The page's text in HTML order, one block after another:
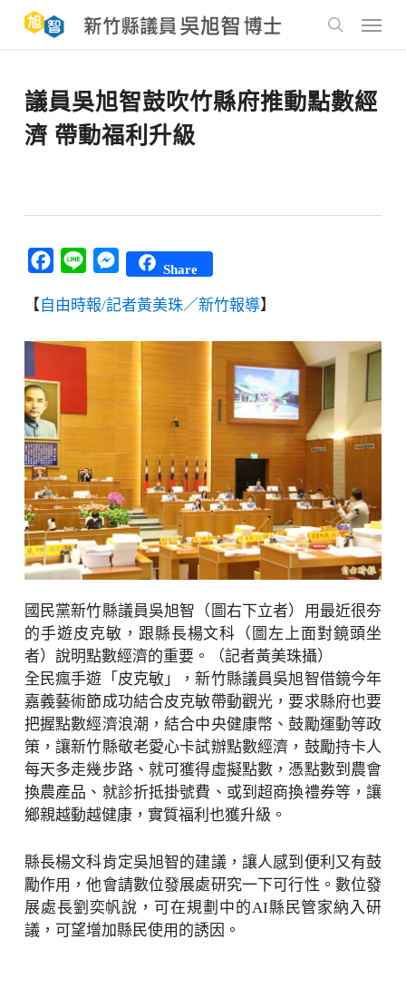
main
Menu
議員吳旭智鼓吹竹縣府推動點數經
濟 帶動福利升級
Facebook
Line Messenger
Share
【自由時報/記者黃美珠／新竹報導】
國民黨新竹縣議員吳旭智（圖右下立者）用最近很夯
的手遊皮克敏，跟縣長楊文科（圖左上面對鏡頭坐
者）說明點數經濟的重要。（記者黃美珠攝）
全民瘋手遊「皮克敏」，新竹縣議員吳旭智借鏡今年
嘉義藝術節成功結合皮克敏帶動觀光，要求縣府也要
把握點數經濟浪潮，結合中央健康幣、鼓勵運動等政
策，讓新竹縣敬老愛心卡試辦點數經濟，鼓勵持卡人
每天多走幾步路、就可獲得虛擬點數，憑點數到農會
換農產品、就診折抵掛號費、或到超商換禮券等，讓
鄉親越動越健康，實質福利也獲升級。
縣長楊文科肯定吳旭智的建議，讓人感到便利又有鼓
勵作用，他會請數位發展處研究一下可行性。數位發
展處長劉奕帆說，可在規劃中的AI縣民管家納入研
議，可望增加縣民使用的誘因。